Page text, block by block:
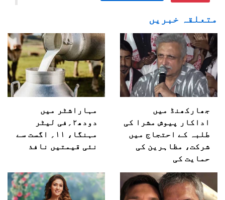
متعلقہ خبریں
جھارکھنڈ میں
اداکار پیوش مشرا کی
طلبہ کے احتجاج میں
شرکت، مظاہرین کی
حمایت کی
مہاراشٹر میں
دودھ۲؍فی لیٹر
مہنگا، ۱۱؍ اگست سے
نئی قیمتیں نافذ